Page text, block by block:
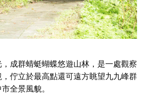
成群蜻蜓蝴蝶悠遊山林，是一處觀察
佇立於最高點還可遠方眺望九九峰群
全景風貌。